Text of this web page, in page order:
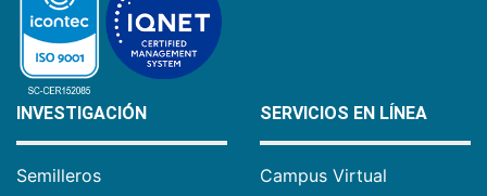
INVESTIGACIÓN
Semilleros
SERVICIOS EN LÍNEA
Campus Virtual